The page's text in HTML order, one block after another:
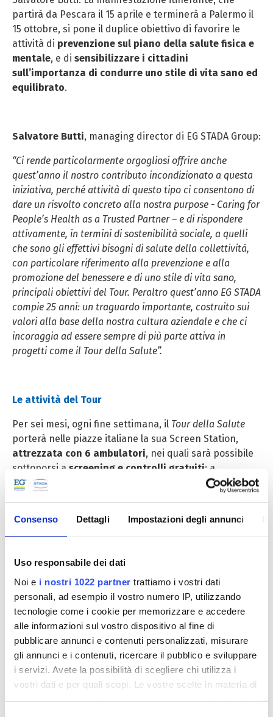
Consenso Dettagli Impostazioni degli annunci
Uso responsabile dei dati
Noi e i nostri 1022 partner trattiamo i vostri dati
personali, ad esempio il vostro numero IP, utilizzando
tecnologie come i cookie per memorizzare e accedere
alle informazioni sul vostro dispositivo al fine di
pubblicare annunci e contenuti personalizzati, misurare
gli annunci e i contenuti, ricercare il pubblico e sviluppare
i servizi. Avete la possibilità di scegliere chi utilizza i
vostri dati e per quali scopi. Le vostre scelte in materia di
partirà da Pescara il 15 aprile e terminerà a Palermo il
15 ottobre, si pone il duplice obiettivo di favorire le
attività di prevenzione sul piano della salute fisica e
mentale, e di sensibilizzare i cittadini
sull’importanza di condurre uno stile di vita sano ed
equilibrato.
Salvatore Butti, managing director di EG STADA Group:
“Ci rende particolarmente orgogliosi offrire anche
quest’anno il nostro contributo incondizionato a questa
iniziativa, perché attività di questo tipo ci consentono di
dare un risvolto concreto alla nostra purpose - Caring for
People’s Health as a Trusted Partner – e di rispondere
attivamente, in termini di sostenibilità sociale, a quelli
che sono gli effettivi bisogni di salute della collettività,
con particolare riferimento alla prevenzione e alla
promozione del benessere e di uno stile di vita sano,
principali obiettivi del Tour. Peraltro quest’anno EG STADA
compie 25 anni: un traguardo importante, costruito sui
valori alla base della nostra cultura aziendale e che ci
incoraggia ad essere sempre di più parte attiva in
progetti come il Tour della Salute”.
Le attività del Tour
Per sei mesi, ogni fine settimana, il Tour della Salute
porterà nelle piazze italiane la sua Screen Station,
attrezzata con 6 ambulatori, nei quali sarà possibile
sottoporsi a screening e controlli gratuiti: a
disposizione dei cittadini ci saranno un
cardiologo, un
reumatologo
anche alla
sindrome delle apnee ostruttive del
sonno. Qualificati esponenti delle società scientifiche
prevenzione e sulla gestione di eventuali patologie, ma
anche suggerimenti in riferimento ad una corretta
alimentazione, all’attività fisica da svolgere e
all’importanza dell’aderenza alla terapia. Si tratta di un
servizio particolarmente prezioso, che nelle
precedenti edizioni del tour ha consentito di rilevare
diversi casi di cittadini ignari, alle prese con seri
problemi di salute, che grazie ai controlli effettuati
nella Screen Station hanno scongiurato conseguenze
potenzialmente gravi.